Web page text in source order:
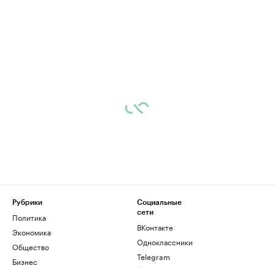
Рубрики
Политика
Экономика
Общество
Бизнес
Социальные
сети
ВКонтакте
Одноклассники
Telegram